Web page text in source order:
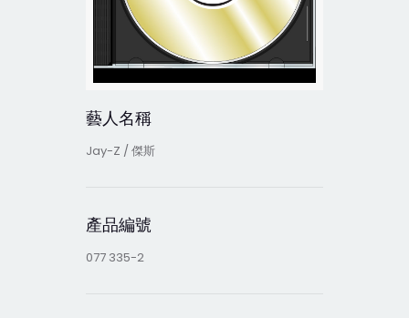
藝人名稱
Jay-Z / 傑斯
產品編號
077 335-2